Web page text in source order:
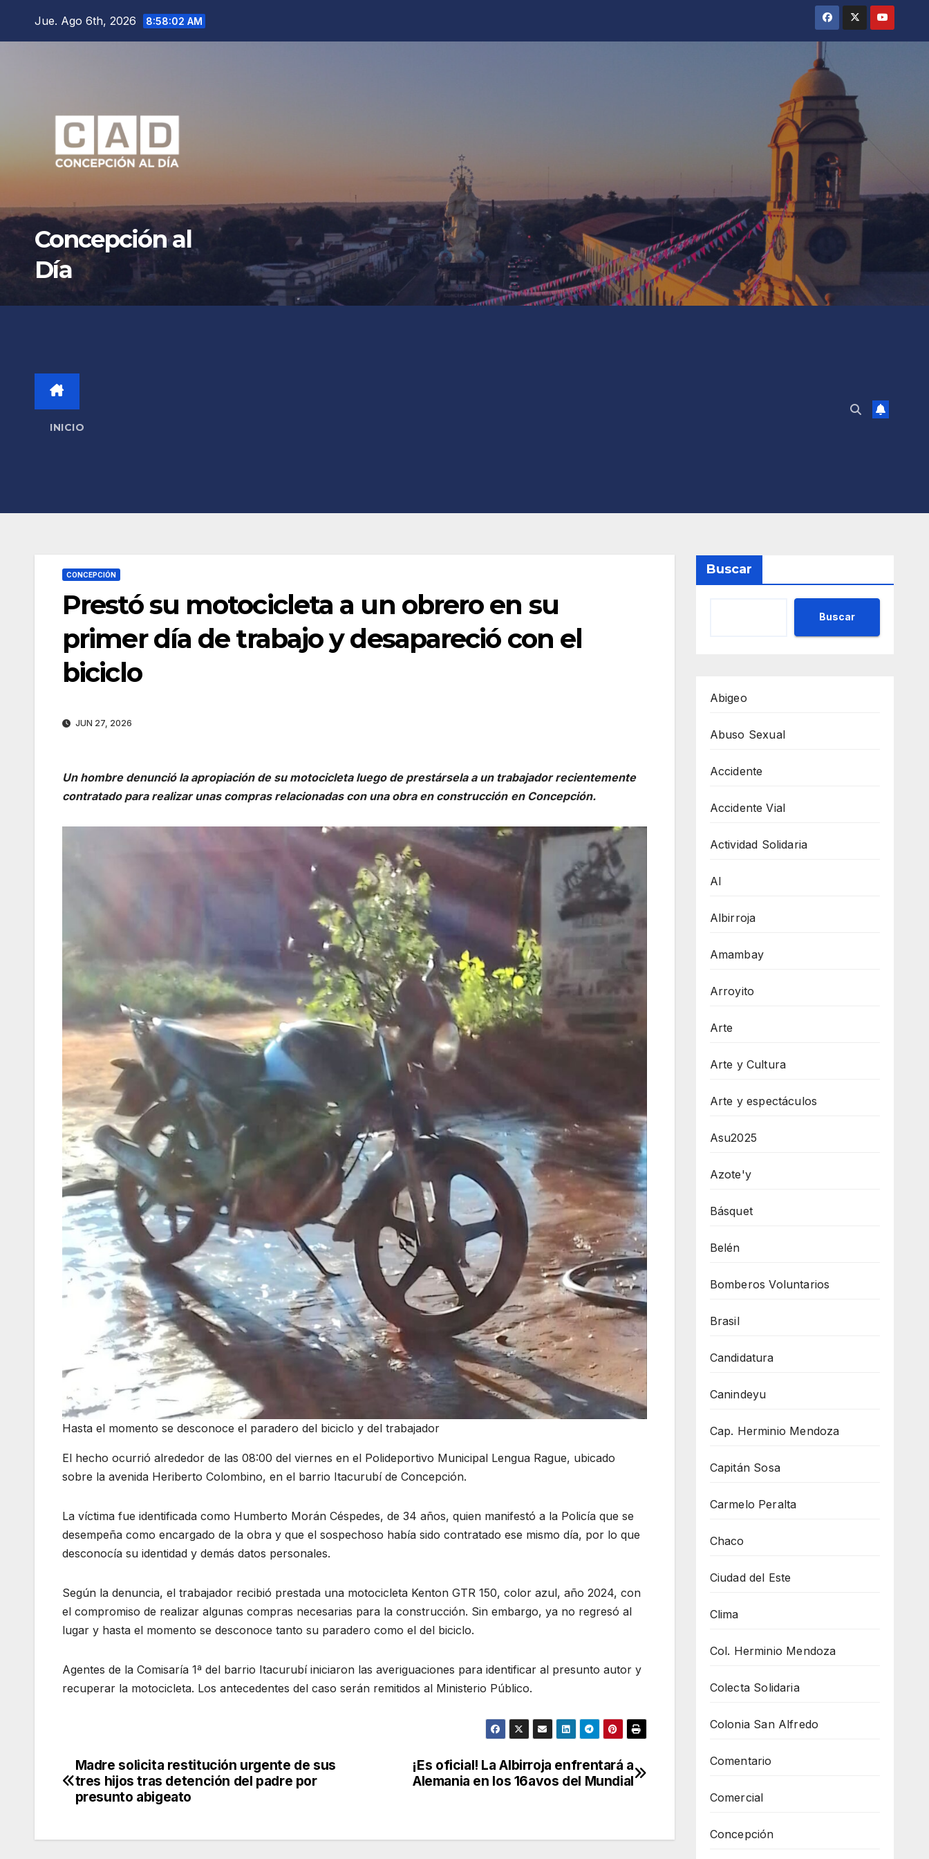
Jue. Ago 6th, 2026 8:58:04 AM
Concepción al
Día
INICIO
CONCEPCIÓN
Prestó su motocicleta a un obrero en su
primer día de trabajo y desapareció con el
biciclo
JUN 27, 2026
Un hombre denunció la apropiación de su motocicleta luego de prestársela a un trabajador recientemente
contratado para realizar unas compras relacionadas con una obra en construcción en Concepción.
Hasta el momento se desconoce el paradero del biciclo y del trabajador
El hecho ocurrió alrededor de las 08:00 del viernes en el Polideportivo Municipal Lengua Rague, ubicado
sobre la avenida Heriberto Colombino, en el barrio Itacurubí de Concepción.
La víctima fue identificada como Humberto Morán Céspedes, de 34 años, quien manifestó a la Policía que se
desempeña como encargado de la obra y que el sospechoso había sido contratado ese mismo día, por lo que
desconocía su identidad y demás datos personales.
Según la denuncia, el trabajador recibió prestada una motocicleta Kenton GTR 150, color azul, año 2024, con
el compromiso de realizar algunas compras necesarias para la construcción. Sin embargo, ya no regresó al
lugar y hasta el momento se desconoce tanto su paradero como el del biciclo.
Agentes de la Comisaría 1ª del barrio Itacurubí iniciaron las averiguaciones para identificar al presunto autor y
recuperar la motocicleta. Los antecedentes del caso serán remitidos al Ministerio Público.
Navegación
de
¡Es oficial! La Albirroja enfrentará a
Alemania en los 16avos del Mundial
Madre solicita restitución urgente de sus
tres hijos tras detención del padre por
presunto abigeato
Buscar
Buscar
Abigeo
Abuso Sexual
Accidente
Accidente Vial
Actividad Solidaria
AI
Albirroja
Amambay
Arroyito
Arte
Arte y Cultura
Arte y espectáculos
Asu2025
Azote'y
Básquet
Belén
Bomberos Voluntarios
Brasil
Candidatura
Canindeyu
Cap. Herminio Mendoza
Capitán Sosa
Carmelo Peralta
Chaco
Ciudad del Este
Clima
Col. Herminio Mendoza
Colecta Solidaria
Colonia San Alfredo
Comentario
Comercial
Concepción